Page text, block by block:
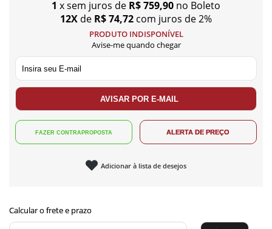
1 x sem juros de R$ 759,90 no Boleto
12X de R$ 74,72 com juros de 2%
PRODUTO INDISPONÍVEL
Avise-me quando chegar
Adicionar à lista de desejos